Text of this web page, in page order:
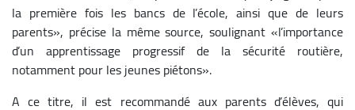
la première fois les bancs de l’école, ainsi que de leurs
parents», précise la même source, soulignant «l’importance
d’un apprentissage progressif de la sécurité routière,
notamment pour les jeunes piétons».
A ce titre, il est recommandé aux parents d’élèves, qui